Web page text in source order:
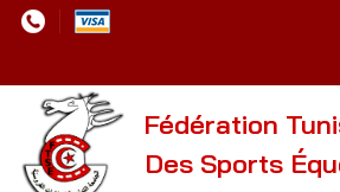
Fédération
Des Sports